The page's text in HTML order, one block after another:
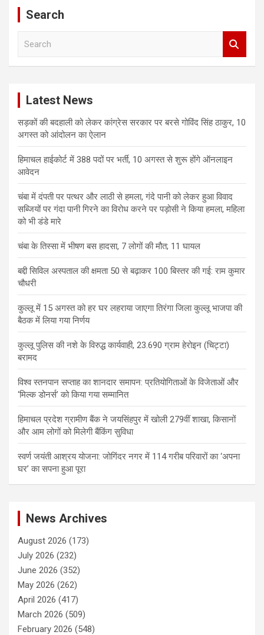
Search
Latest News
सड़कों की बदहाली को लेकर कांग्रेस सरकार पर बरसे गोविंद सिंह ठाकुर, 10
अगस्त को आंदोलन का ऐलान
हिमाचल हाईकोर्ट में 388 पदों पर भर्ती, 10 अगस्त से शुरू होंगे ऑनलाइन
आवेदन
चंबा में दंपती पर पत्थर और लाठी से हमला, गंदे पानी को लेकर हुआ विवाद
सब्जियों पर गंदा पानी गिरने का विरोध करने पर पड़ोसी ने किया हमला, महिला
को भी डंडे मारे
चंबा के तिस्सा में भीषण बस हादसा, 7 लोगों की मौत; 11 घायल
बद्दी सिविल अस्पताल की क्षमता 50 से बढ़ाकर 100 बिस्तर की गई: राम कुमार
चौधरी
कुल्लू में 15 अगस्त को हर घर लहराया जाएगा तिरंगा जिला कुल्लू भाजपा की
बैठक में लिया गया निर्णय
कुल्लू पुलिस की नशे के विरुद्ध कार्यवाही, 23.690 ग्राम हेरोइन (चिट्टा)
बरामद
विश्व स्तनपान सप्ताह का शानदार समापन: प्रतियोगिताओं के विजेताओं और
‘मिल्क डोनर्स’ को किया गया सम्मानित
हिमाचल प्रदेश ग्रामीण बैंक ने जयसिंहपुर में खोली 279वीं शाखा, किसानों
और आम लोगों को मिलेगी बैंकिंग सुविधा
स्वर्ण जयंती आश्रय योजना: जोगिंदर नगर में 114 गरीब परिवारों का ‘अपना
घर’ का सपना हुआ पूरा
News Archives
August 2026 (173)
July 2026 (232)
June 2026 (352)
May 2026 (262)
April 2026 (417)
March 2026 (509)
February 2026 (548)